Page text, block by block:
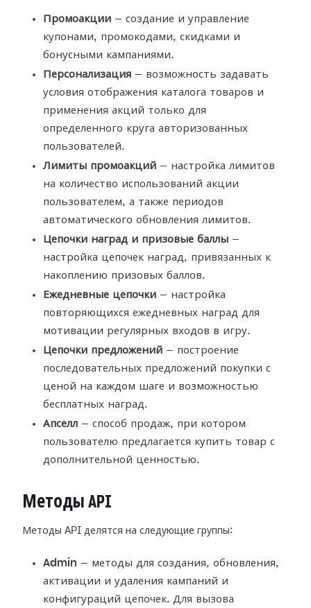
Промоакции — создание и управление
купонами, промокодами, скидками и
бонусными кампаниями.
Персонализация — возможность задавать
условия отображения каталога товаров и
применения акций только для
определенного круга авторизованных
пользователей.
Лимиты промоакций — настройка лимитов
на количество использований акции
пользователем, а также периодов
автоматического обновления лимитов.
Цепочки наград и призовые баллы —
настройка цепочек наград, привязанных к
накоплению призовых баллов.
Ежедневные цепочки — настройка
повторяющихся ежедневных наград для
мотивации регулярных входов в игру.
Цепочки предложений — построение
последовательных предложений покупки с
ценой на каждом шаге и возможностью
бесплатных наград.
Апселл — способ продаж, при котором
пользователю предлагается купить товар с
дополнительной ценностью.
Методы API
Методы API делятся на следующие группы:
Admin — методы для создания, обновления,
активации и удаления кампаний и
конфигураций цепочек. Для вызова